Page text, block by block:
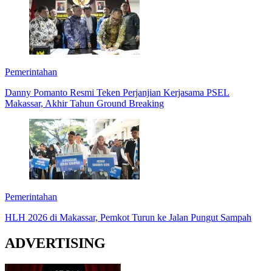
Pemerintahan
Danny Pomanto Resmi Teken Perjanjian Kerjasama PSEL
Makassar, Akhir Tahun Ground Breaking
Pemerintahan
HLH 2026 di Makassar, Pemkot Turun ke Jalan Pungut Sampah
ADVERTISING